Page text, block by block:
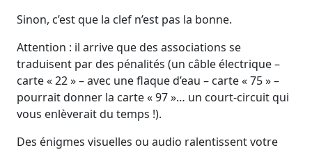
Sinon, c’est que la clef n’est pas la bonne.
Attention : il arrive que des associations se
traduisent par des pénalités (un câble électrique –
carte « 22 » – avec une flaque d’eau – carte « 75 » –
pourrait donner la carte « 97 »… un court-circuit qui
vous enlèverait du temps !).
Des énigmes visuelles ou audio ralentissent votre